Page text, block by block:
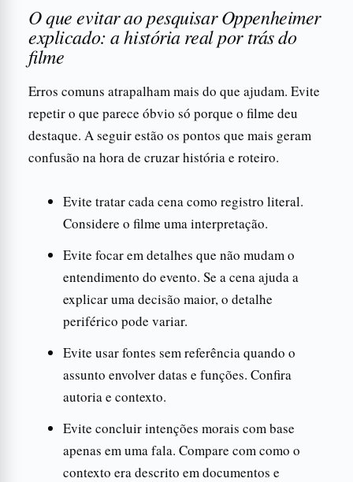
O que evitar ao pesquisar Oppenheimer
explicado: a história real por trás do
filme
Erros comuns atrapalham mais do que ajudam. Evite
repetir o que parece óbvio só porque o filme deu
destaque. A seguir estão os pontos que mais geram
confusão na hora de cruzar história e roteiro.
Evite tratar cada cena como registro literal.
Considere o filme uma interpretação.
Evite focar em detalhes que não mudam o
entendimento do evento. Se a cena ajuda a
explicar uma decisão maior, o detalhe
periférico pode variar.
Evite usar fontes sem referência quando o
assunto envolver datas e funções. Confira
autoria e contexto.
Evite concluir intenções morais com base
apenas em uma fala. Compare com como o
contexto era descrito em documentos e